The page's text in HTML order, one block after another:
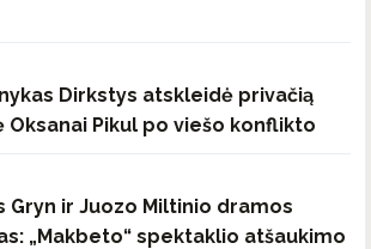
Dirkstys atskleidė privačią
Oksanai Pikul po viešo konflikto
Gryn ir Juozo Miltinio dramos
„Makbeto“ spektaklio atšaukimo